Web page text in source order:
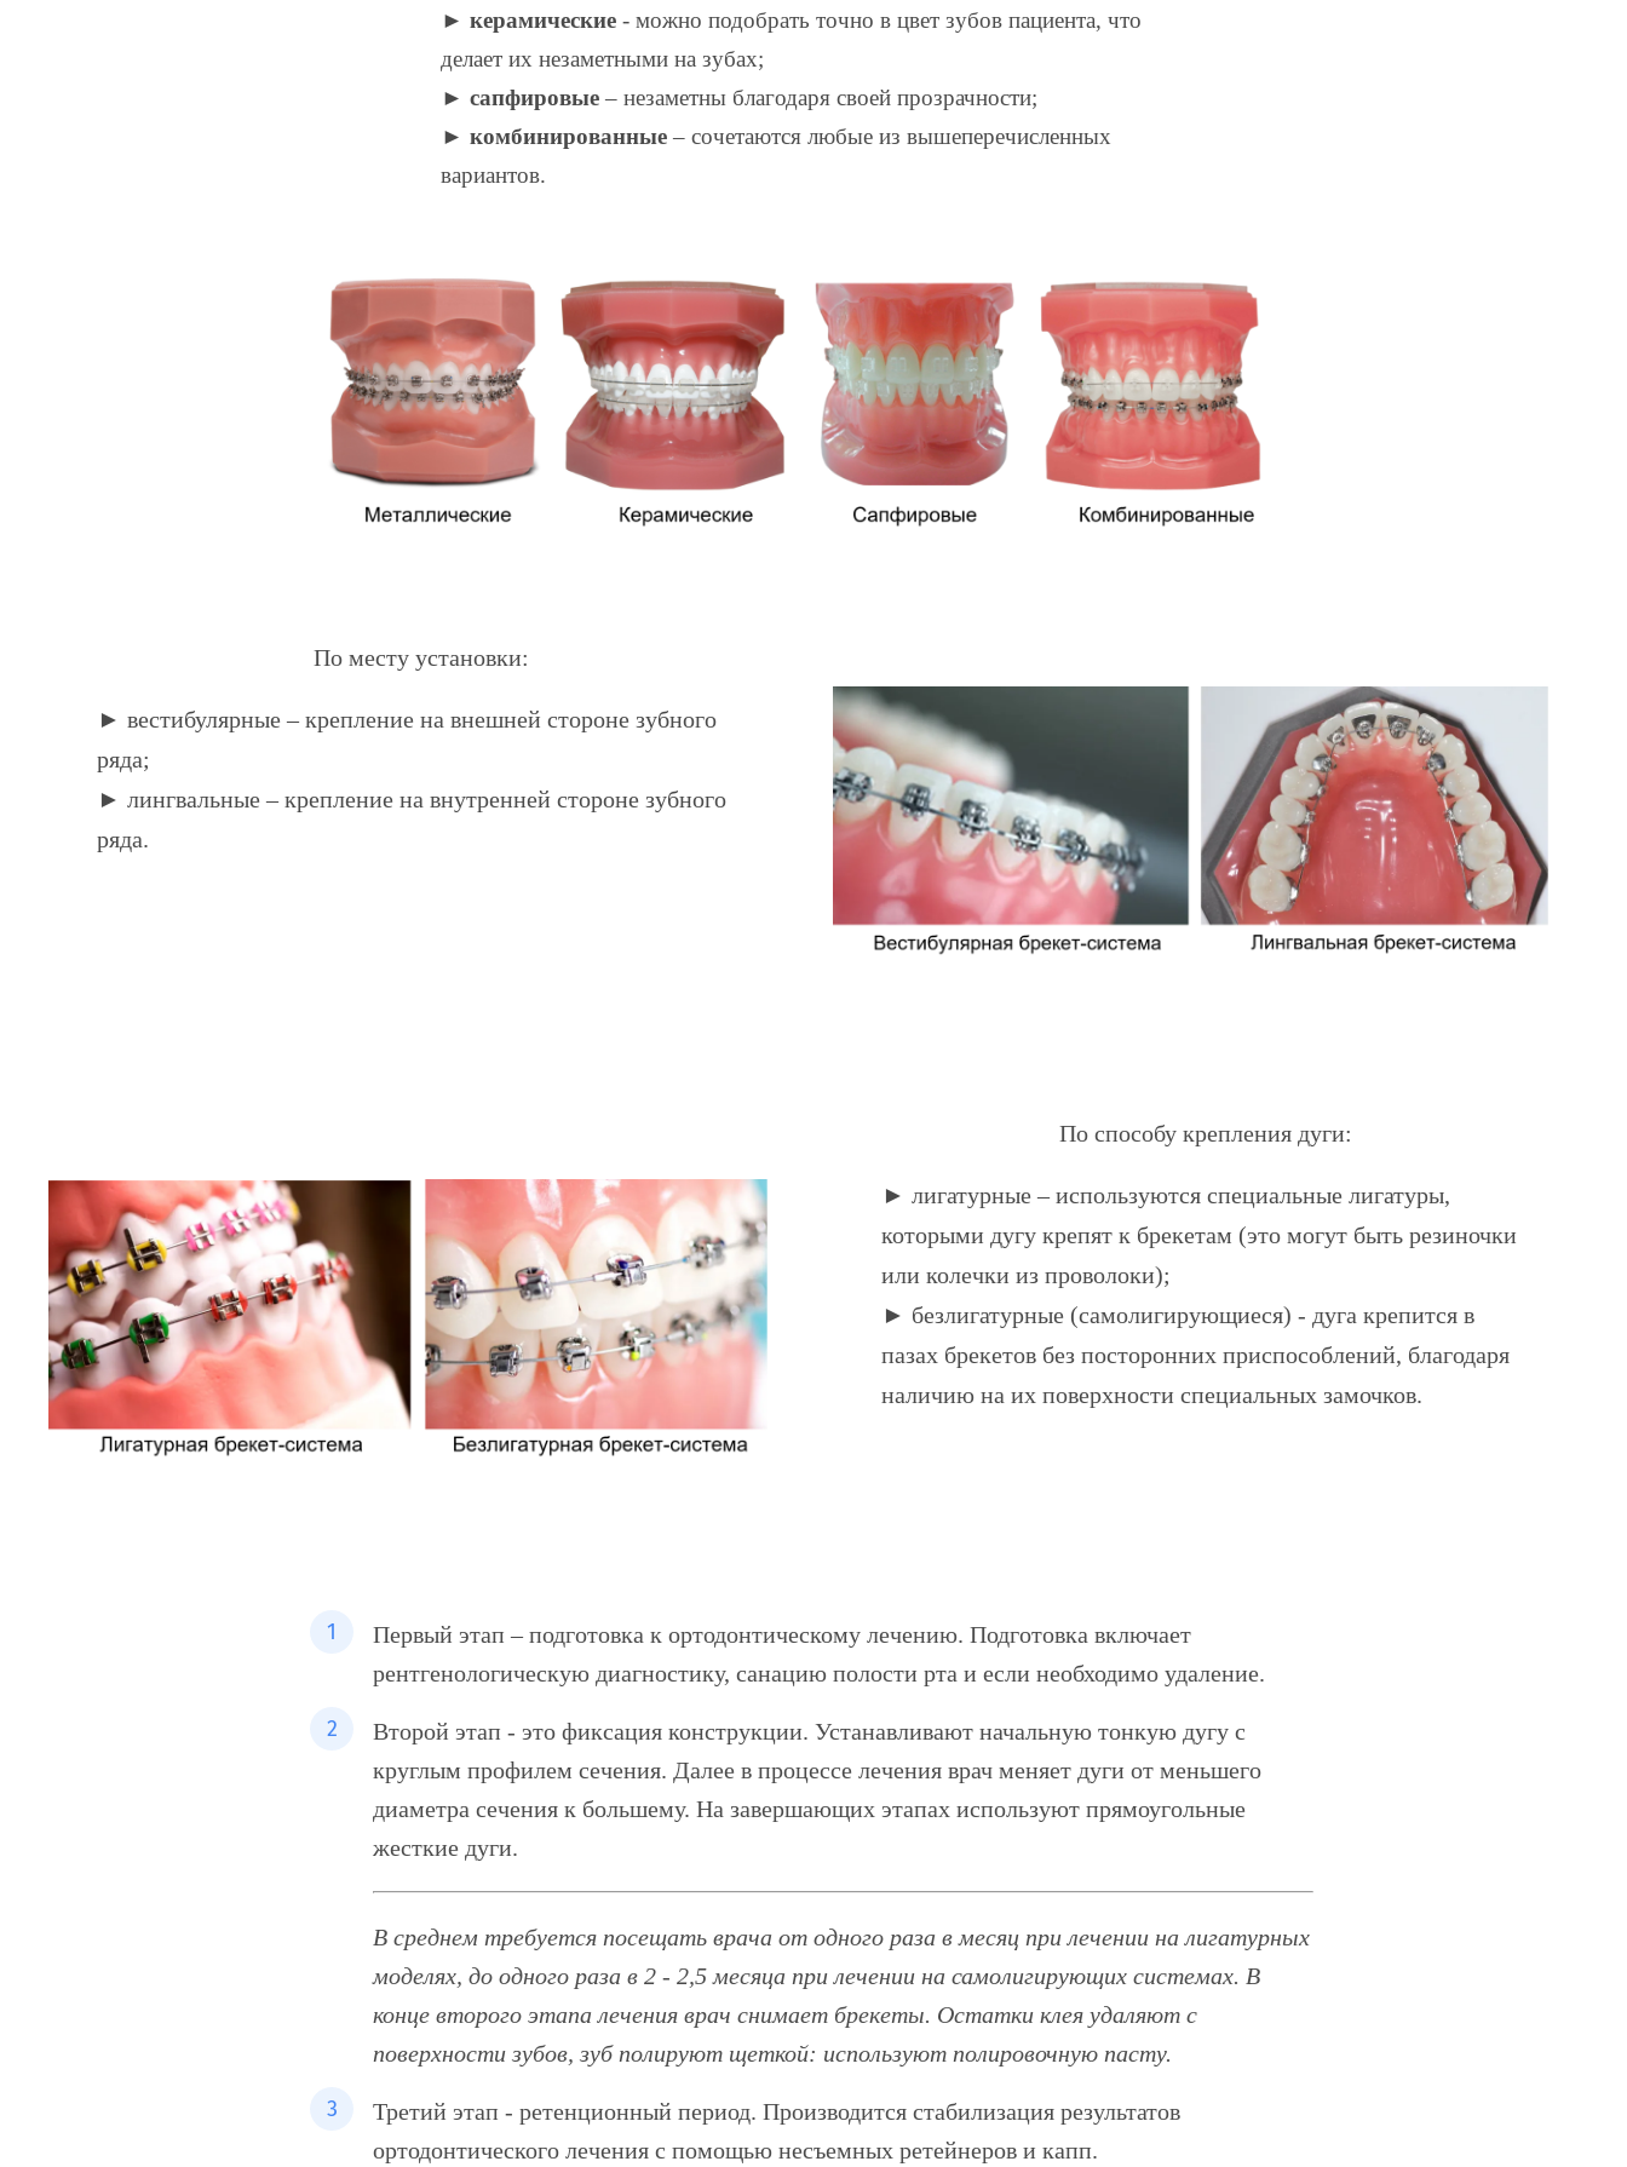
► керамические - можно подобрать точно в цвет зубов пациента, что
делает их незаметными на зубах;
► сапфировые – незаметны благодаря своей прозрачности;
► комбинированные – сочетаются любые из вышеперечисленных
вариантов.
По месту установки:
► вестибулярные – крепление на внешней стороне зубного
ряда;
► лингвальные – крепление на внутренней стороне зубного
ряда.
По способу крепления дуги:
► лигатурные – используются специальные лигатуры,
которыми дугу крепят к брекетам (это могут быть резиночки
или колечки из проволоки);
► безлигатурные (самолигирующиеся) - дуга крепится в
пазах брекетов без посторонних приспособлений, благодаря
наличию на их поверхности специальных замочков.
1
Первый этап – подготовка к ортодонтическому лечению. Подготовка включает
рентгенологическую диагностику, санацию полости рта и если необходимо удаление.
2
Второй этап - это фиксация конструкции. Устанавливают начальную тонкую дугу с
круглым профилем сечения. Далее в процессе лечения врач меняет дуги от меньшего
диаметра сечения к большему. На завершающих этапах используют прямоугольные
жесткие дуги.
В среднем требуется посещать врача от одного раза в месяц при лечении на лигатурных
моделях, до одного раза в 2 - 2,5 месяца при лечении на самолигирующих системах. В
конце второго этапа лечения врач снимает брекеты. Остатки клея удаляют с
поверхности зубов, зуб полируют щеткой: используют полировочную пасту.
3
Третий этап - ретенционный период. Производится стабилизация результатов
ортодонтического лечения с помощью несъемных ретейнеров и капп.